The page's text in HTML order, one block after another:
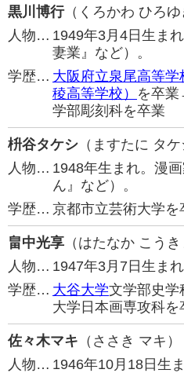
黒川博行（くろかわ ひろゆ
人物… 1949年3月4日生ま
妻業』など）。
学歴… 大阪府立泉尾高等
稜高等学校） を卒
学部彫刻科を卒業
枡谷タケシ （ますたに タケ
人物… 1948年生まれ。漫
ん』など）。
学歴… 京都市立芸術大学を
畠中光享 （はたなか こうき
人物… 1947年3月7日生まれ
学歴… 大谷大学文学部史
大学日本画専攻科を
佐々木マキ （ささき マキ）
人物… 1946年10月18日生